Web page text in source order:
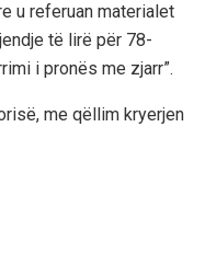
u referuan materialet
të lirë për 78-
i pronës me zjarr”.
me qëllim kryerjen